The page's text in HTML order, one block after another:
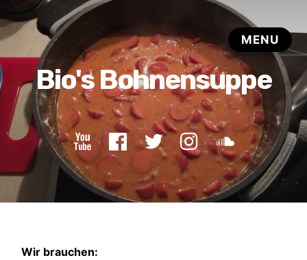
Wir brauchen: